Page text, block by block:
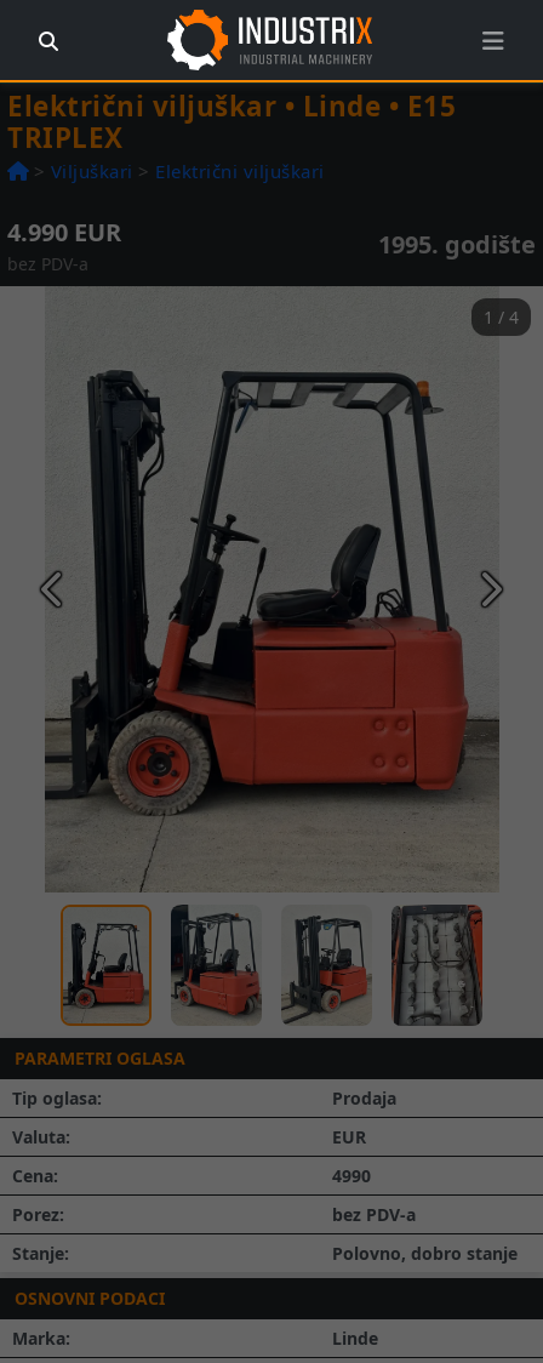
Električni viljuškar • Linde • E15
TRIPLEX
> Viljuškari > Električni viljuškari
4.990 EUR
bez PDV-a
1995. godište
1 / 4
Prethodna
PARAMETRI OGLASA
Tip oglasa:
Prodaja
Valuta:
EUR
Cena:
4990
Porez:
bez PDV-a
Stanje:
Polovno, dobro stanje
OSNOVNI PODACI
Marka:
Linde